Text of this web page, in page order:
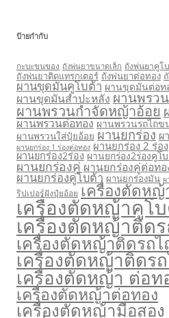
ป้ายกำกับ
กะบะขนของ ถังพ่นยาขนาดเล็ก ถังพ่นยาคูโ
ถังพ่นยาติดแทรกเตอร์ ถังพ่นยาต่อทอง
ผานขุดมันคูโบต้า ผานขุดมันต่อท
ผานขุดมันสำปะหลัง ผานพรว
ผานพรวนกำจัดหญ้าอ้อย
ผานพรวนต่อทอง ผานพรวนรถไถข
ผานพรวนใส่ปุ๋ยอ้อย ผานยกร่อง ผ
ผานยกร่อง 1 ร่องต่อทอง ผานยกร่อง 2 ร่อง
ผานยกร่อง2ร่อง ผานยกร่อง2ร่องคูโ
ผานยกร่องคู่ ผานยกร่องคู่ต่อทอ
ผานยกร่องคู่โบต้า ผานยกร่องมัน ผ
ริปเปอร์ฝังปุ๋ยอ้อย เครื่องตัดหญ้
เครื่องตัดหญ้าคูโ
เครื่องตัดหญ้าติด
เครื่องตัดหญ้าติดรถไ
เครื่องตัดหญ้าติดร
เครื่องตัดหญ้า ต่อท
เครื่องตัดหญ้าต่อทอง
เครื่องตัดหญ้ามือสอง